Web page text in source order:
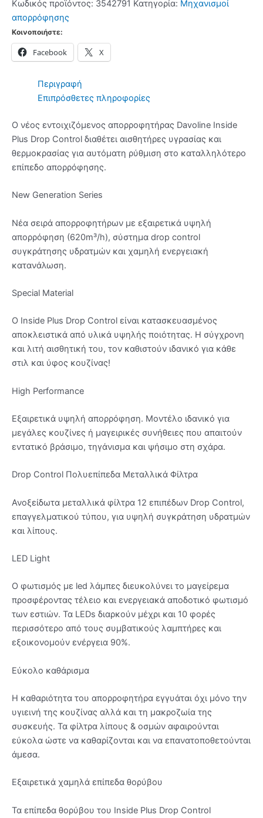
CONTROL
Black
ποσότητα
Κωδικός προϊόντος: 3542791 Κατηγορία: Μηχανισμοί
απορρόφησης
Κοινοποιήστε:
Facebook X
Περιγραφή
Επιπρόσθετες πληροφορίες
Ο νέος εντοιχιζόμενος απορροφητήρας Davoline Inside
Plus Drop Control διαθέτει αισθητήρες υγρασίας και
θερμοκρασίας για αυτόματη ρύθμιση στο καταλληλότερο
επίπεδο απορρόφησης.
New Generation Series
Νέα σειρά απορροφητήρων με εξαιρετικά υψηλή
απορρόφηση (620m³/h), σύστημα drop control
συγκράτησης υδρατμών και χαμηλή ενεργειακή
κατανάλωση.
Special Material
Ο Inside Plus Drop Control είναι κατασκευασμένος
αποκλειστικά από υλικά υψηλής ποιότητας. Η σύγχρονη
και λιτή αισθητική του, τον καθιστούν ιδανικό για κάθε
στιλ και ύφος κουζίνας!
High Performance
Εξαιρετικά υψηλή απορρόφηση. Μοντέλο ιδανικό για
μεγάλες κουζίνες ή μαγειρικές συνήθειες που απαιτούν
εντατικό βράσιμο, τηγάνισμα και ψήσιμο στη σχάρα.
Drop Control Πολυεπίπεδα Μεταλλικά Φίλτρα
Ανοξείδωτα μεταλλικά φίλτρα 12 επιπέδων Drop Control,
επαγγελματικού τύπου, για υψηλή συγκράτηση υδρατμών
και λίπους.
LED Light
Ο φωτισμός με led λάμπες διευκολύνει το μαγείρεμα
προσφέροντας τέλειο και ενεργειακά αποδοτικό φωτισμό
των εστιών. Τα LEDs διαρκούν μέχρι και 10 φορές
περισσότερο από τους συμβατικούς λαμπτήρες και
εξοικονομούν ενέργεια 90%.
Εύκολο καθάρισμα
Η καθαριότητα του απορροφητήρα εγγυάται όχι μόνο την
υγιεινή της κουζίνας αλλά και τη μακροζωία της
συσκευής. Τα φίλτρα λίπους & οσμών αφαιρούνται
εύκολα ώστε να καθαρίζονται και να επανατοποθετούνται
άμεσα.
Εξαιρετικά χαμηλά επίπεδα θορύβου
Τα επίπεδα θορύβου του Inside Plus Drop Control